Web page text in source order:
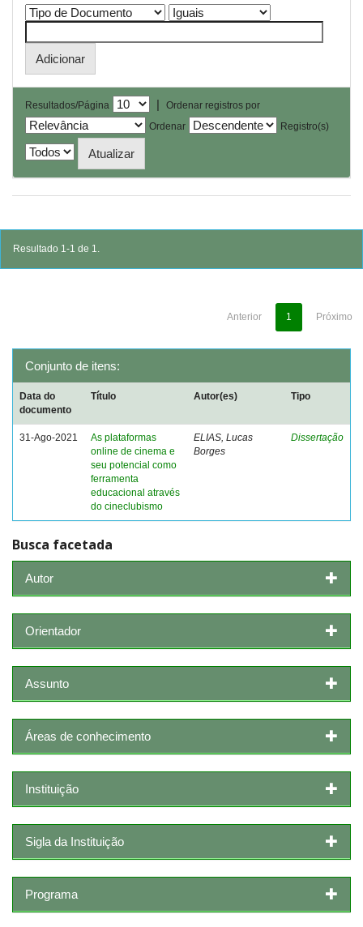
Resultados/Página |
Ordenar registros por
Ordenar
Registro(s)
Resultado 1-1 de 1.
Anterior 1 Próximo
Conjunto de itens:
Data do
documento
Título Autor(es) Tipo
31-Ago-2021
As plataformas
online de cinema e
seu potencial como
ferramenta
educacional através
do cineclubismo
ELIAS, Lucas
Borges
Dissertação
Busca facetada
Autor
Orientador
Assunto
Áreas de conhecimento
Instituição
Sigla da Instituição
Programa